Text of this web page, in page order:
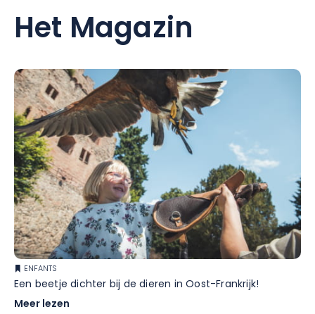
Het Magazin
ENFANTS
Een beetje dichter bij de dieren in Oost-Frankrijk!
Meer lezen